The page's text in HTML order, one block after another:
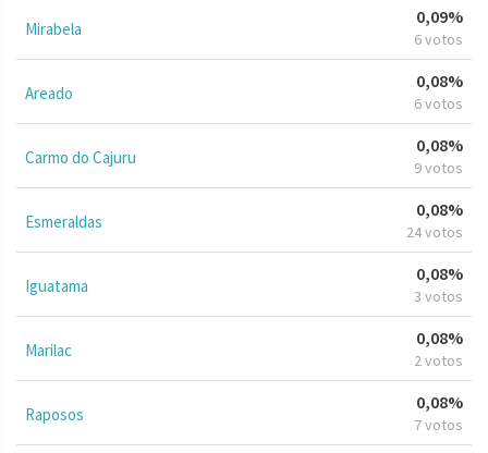
Mirabela
0,09%
6 votos
Areado
0,08%
6 votos
Carmo do Cajuru
0,08%
9 votos
Esmeraldas
0,08%
24 votos
Iguatama
0,08%
3 votos
Marilac
0,08%
2 votos
Raposos
0,08%
7 votos